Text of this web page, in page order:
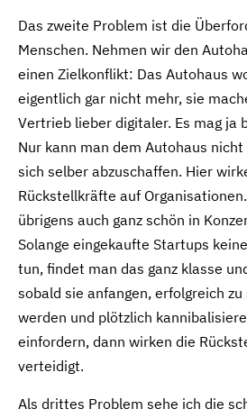
Das zweite Problem ist die
Menschen. Nehmen wir den
einen Zielkonflikt: Das Autohaus
eigentlich gar nicht mehr, sie
Vertrieb lieber digitaler. Es mag ja
Nur kann man dem Autohaus
sich selber abzuschaffen. Hier
Rückstellkräfte auf
übrigens auch ganz schön in
Solange eingekaufte Startups
tun, findet man das ganz klasse
sobald sie anfangen, erfolgreich
werden und plötzlich
einfordern, dann wirken die
verteidigt.
Als drittes Problem sehe ich die